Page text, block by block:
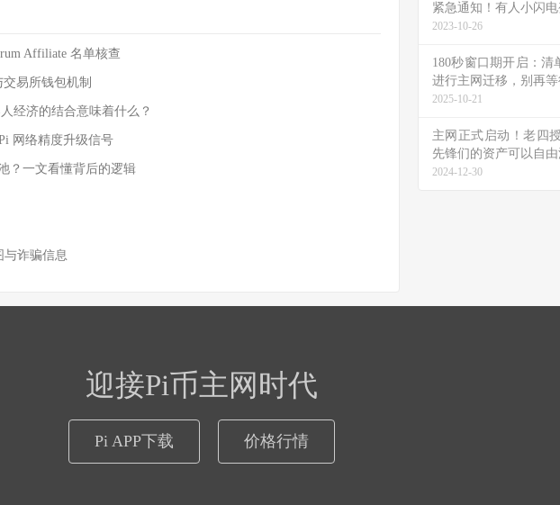
Affiliate 名单核查
易所钱包机制
经济的结合意味着什么？
网络精度升级信号
？一文看懂背后的逻辑
与诈骗信息
紧急通知！有人小闪
2023-10-26
180秒窗口期开启：
进行主网迁移，别再等
2025-10-21
主网正式启动！老四
先锋们的资产可以自由
2024-12-30
迎接Pi币主网时代
Pi APP下载 价格行情